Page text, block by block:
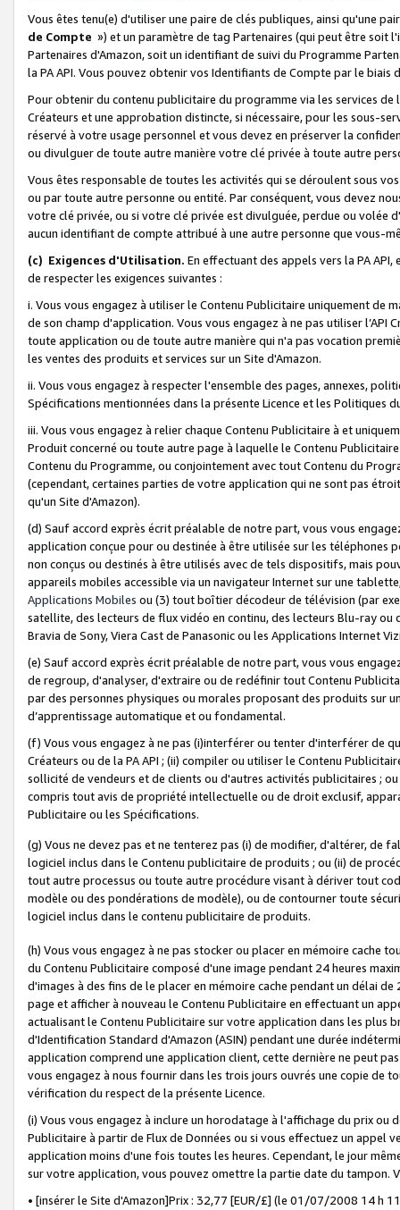
Vous êtes tenu(e) d'utiliser une paire de clés publiques, ainsi qu'une
de Compte ») et un paramètre de tag Partenaires (qui peut être soit
Partenaires d'Amazon, soit un identifiant de suivi du Programme
la PA API. Vous pouvez obtenir vos Identifiants de Compte par le biais
Pour obtenir du contenu publicitaire du programme via les services
Créateurs et une approbation distincte, si nécessaire, pour les sous-
réservé à votre usage personnel et vous devez en préserver la
ou divulguer de toute autre manière votre clé privée à toute autre
Vous êtes responsable de toutes les activités qui se déroulent sous
ou par toute autre personne ou entité. Par conséquent, vous devez
votre clé privée, ou si votre clé privée est divulguée, perdue ou volée
aucun identifiant de compte attribué à une autre personne que vous-
(c) Exigences d'Utilisation. En effectuant des appels vers la PA
de respecter les exigences suivantes :
i. Vous vous engagez à utiliser le Contenu Publicitaire uniquement de
de son champ d'application. Vous vous engagez à ne pas utiliser l’API
toute application ou de toute autre manière qui n'a pas vocation
les ventes des produits et services sur un Site d'Amazon.
ii. Vous vous engagez à respecter l'ensemble des pages, annexes,
Spécifications mentionnées dans la présente Licence et les Politiques
iii. Vous vous engagez à relier chaque Contenu Publicitaire à et
Produit concerné ou toute autre page à laquelle le Contenu
Contenu du Programme, ou conjointement avec tout Contenu du
(cependant, certaines parties de votre application qui ne sont pas
qu'un Site d'Amazon).
(d) Sauf accord exprès écrit préalable de notre part, vous vous
application conçue pour ou destinée à être utilisée sur les téléphones
non conçus ou destinés à être utilisés avec de tels dispositifs, mais
appareils mobiles accessible via un navigateur Internet sur une
Applications Mobiles ou (3) tout boîtier décodeur de télévision (par
satellite, des lecteurs de flux vidéo en continu, des lecteurs Blu-ray
Bravia de Sony, Viera Cast de Panasonic ou les Applications Internet
(e) Sauf accord exprès écrit préalable de notre part, vous vous
de regroup, d'analyser, d'extraire ou de redéfinir tout Contenu
par des personnes physiques ou morales proposant des produits sur
d’apprentissage automatique et ou fondamental.
(f) Vous vous engagez à ne pas (i)interférer ou tenter d'interférer de
Créateurs ou de la PA API ; (ii) compiler ou utiliser le Contenu
sollicité de vendeurs et de clients ou d'autres activités publicitaires ;
compris tout avis de propriété intellectuelle ou de droit exclusif,
Publicitaire ou les Spécifications.
(g) Vous ne devez pas et ne tenterez pas (i) de modifier, d'altérer, de
logiciel inclus dans le Contenu publicitaire de produits ; ou (ii) de
tout autre processus ou toute autre procédure visant à dériver tout
modèle ou des pondérations de modèle), ou de contourner toute
logiciel inclus dans le contenu publicitaire de produits.
(h) Vous vous engagez à ne pas stocker ou placer en mémoire cache
du Contenu Publicitaire composé d'une image pendant 24 heures
d'images à des fins de le placer en mémoire cache pendant un délai
page et afficher à nouveau le Contenu Publicitaire en effectuant un
actualisant le Contenu Publicitaire sur votre application dans les plus
d'Identification Standard d'Amazon (ASIN) pendant une durée
application comprend une application client, cette dernière ne peut
vous engagez à nous fournir dans les trois jours ouvrés une copie de
vérification du respect de la présente Licence.
(i) Vous vous engagez à inclure un horodatage à l'affichage du prix
Publicitaire à partir de Flux de Données ou si vous effectuez un appel
application moins d'une fois toutes les heures. Cependant, le jour
sur votre application, vous pouvez omettre la partie date du tampon.
• [insérer le Site d'Amazon]Prix : 32,77 [EUR/£] (le 01/07/2008 14 h